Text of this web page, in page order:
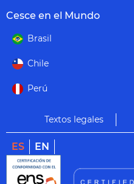
Cesce en el Mundo
Brasil
Chile
Perú
Textos legales
ES EN